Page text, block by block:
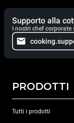
Supporto alla
I nostri chef
PRODOTTI
Tutti i prodotti